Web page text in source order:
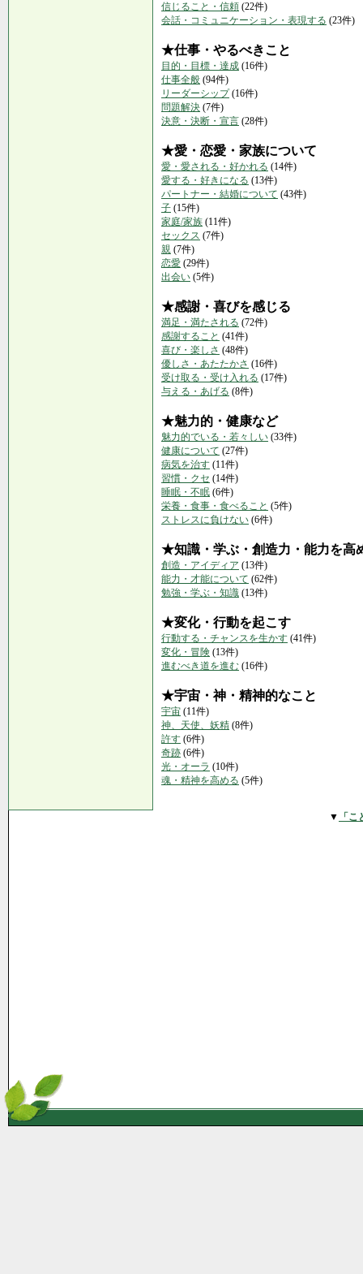
信じること・信頼 (22件)
会話・コミュニケーション・表現する (23件)
★仕事・やるべきこと
目的・目標・達成 (16件)
仕事全般 (94件)
リーダーシップ(16件)
問題解決 (7件)
決意・決断・宣言 (28件)
★愛・恋愛・家族について
愛・愛される・好かれる (14件)
愛する・好きになる (13件)
パートナー・結婚について (43件)
子 (15件)
家庭/家族 (11件)
セックス (7件)
親 (7件)
恋愛 (29件)
出会い (5件)
★感謝・喜びを感じる
満足・満たされる (72件)
感謝すること (41件)
喜び・楽しさ (48件)
優しさ・あたたかさ (16件)
受け取る・受け入れる (17件)
与える・あげる (8件)
★魅力的・健康など
魅力的でいる・若々しい (33件)
健康について (27件)
病気を治す (11件)
習慣・クセ (14件)
睡眠・不眠 (6件)
栄養・食事・食べること (5件)
ストレスに負けない (6件)
★知識・学ぶ・創造力・能力を高
創造・アイディア (13件)
能力・才能について (62件)
勉強・学ぶ・知識 (13件)
★変化・行動を起こす
行動する・チャンスを生かす (41件)
変化・冒険 (13件)
進むべき道を進む (16件)
★宇宙・神・精神的なこと
宇宙 (11件)
神、天使、妖精 (8件)
許す (6件)
奇跡 (6件)
光・オーラ (10件)
魂・精神を高める (5件)
▼ 「